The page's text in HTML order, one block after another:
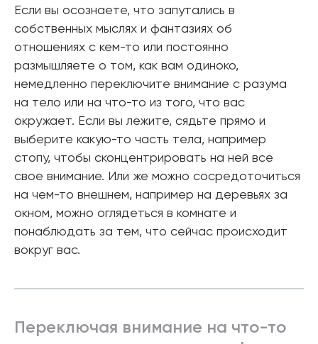
Если вы осознаете, что запутались в
собственных мыслях и фантазиях об
отношениях с кем-то или постоянно
размышляете о том, как вам одиноко,
немедленно переключите внимание с разума
на тело или на что-то из того, что вас
окружает. Если вы лежите, сядьте прямо и
выберите какую-то часть тела, например
стопу, чтобы сконцентрировать на ней все
свое внимание. Или же можно сосредоточиться
на чем-то внешнем, например на деревьях за
окном, можно оглядеться в комнате и
понаблюдать за тем, что сейчас происходит
вокруг вас.
Переключая внимание на что-то